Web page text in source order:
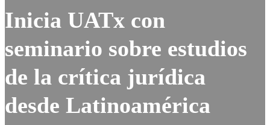
Inicia UATx con
seminario sobre estudios
de la crítica jurídica
desde Latinoamérica